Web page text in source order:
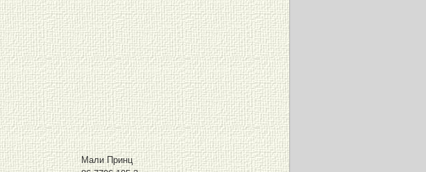
Мали Принц